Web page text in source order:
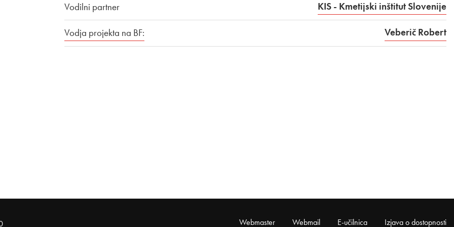
Vodilni partner KIS - Kmetijski inštitut Slovenije
Vodja projekta na BF: Veberič Robert
Webmaster Webmail E-učilnica Izjava o dostopnosti